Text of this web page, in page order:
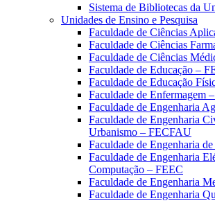
Sistema de Bibliotecas da
Unidades de Ensino e Pesquisa
Faculdade de Ciências
Faculdade de Ciências
Faculdade de Ciências
Faculdade de Educação –
Faculdade de Educação
Faculdade de Enfermagem
Faculdade de Engenharia
Faculdade de Engenharia
Urbanismo – FECFAU
Faculdade de Engenharia
Faculdade de Engenharia
Computação – FEEC
Faculdade de Engenharia
Faculdade de Engenharia